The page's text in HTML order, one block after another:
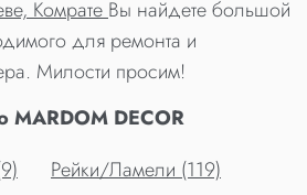
КомратеВы найдете большой
для ремонта и
Милости просим!
MARDOM DECOR
Рейки/Ламели (119)